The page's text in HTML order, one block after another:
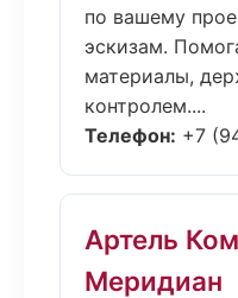
по вашему
эскизам.
материалы,
контролем....
Телефон: +7
Артель
Меридиан